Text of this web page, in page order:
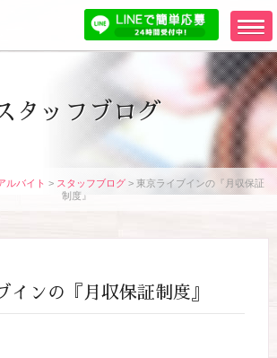
タッフブログ
ルバイト > スタッフブログ > 東京ライブインの『月収保証
制度』
インの『月収保証制度』